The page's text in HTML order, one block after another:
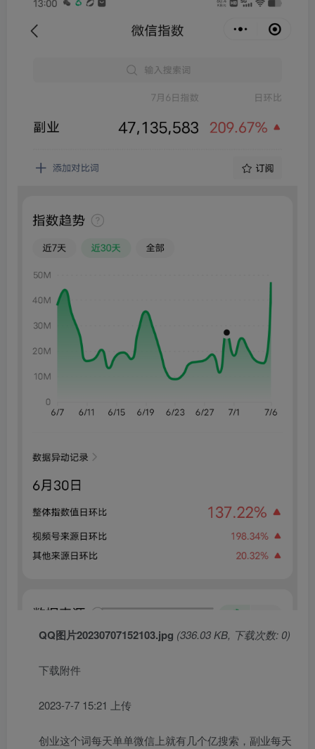
QQ图片20230707152103.jpg (336.03 KB, 下载次数: 0)
下载附件
2023-7-7 15:21 上传
创业这个词每天单单微信上就有几个亿搜索，副业每天